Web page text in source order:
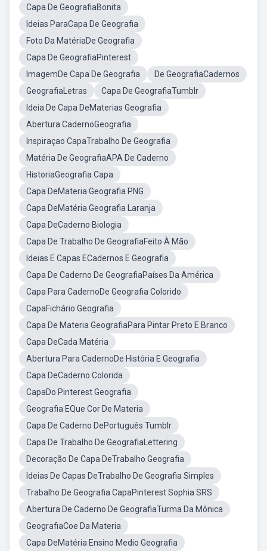
Capa De GeografiaBonita
Ideias ParaCapa De Geografia
Foto Da MatériaDe Geografia
Capa De GeografiaPinterest
ImagemDe Capa De Geografia
De GeografiaCadernos
GeografiaLetras
Capa De GeografiaTumblr
Ideia De Capa DeMaterias Geografia
Abertura CadernoGeografia
Inspiraçao CapaTrabalho De Geografia
Matéria De GeografiaAPA De Caderno
HistoriaGeografia Capa
Capa DeMateria Geografia PNG
Capa DeMatéria Geografia Laranja
Capa DeCaderno Biologia
Capa De Trabalho De GeografiaFeito À Mão
Ideias E Capas ECadernos E Geografia
Capa De Caderno De GeografiaPaíses Da América
Capa Para CadernoDe Geografia Colorido
CapaFichário Geografia
Capa De Materia GeografiaPara Pintar Preto E Branco
Capa DeCada Matéria
Abertura Para CadernoDe História E Geografia
Capa DeCaderno Colorida
CapaDo Pinterest Geografia
Geografia EQue Cor De Materia
Capa De Caderno DePortuguês Tumblr
Capa De Trabalho De GeografiaLettering
Decoração De Capa DeTrabalho Geografia
Ideias De Capas DeTrabalho De Geografia Simples
Trabalho De Geografia CapaPinterest Sophia SRS
Abertura De Caderno De GeografiaTurma Da Mônica
GeografiaCoe Da Materia
Capa DeMatéria Ensino Medio Geografia